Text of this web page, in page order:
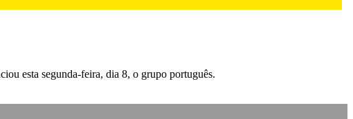
esta segunda-feira, dia 8, o grupo português.